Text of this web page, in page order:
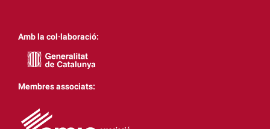
Amb la col·laboració:
Membres associats: